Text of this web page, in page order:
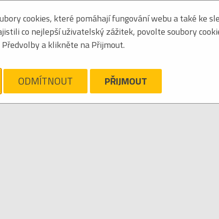
Seřadit podle: jména
výpis
SERIÁL
cookies, které pomáhají fungování webu a také ke
co nejlepší uživatelský zážitek, povolte soubory
a klikněte na Přijmout.
ODMÍTNOUT PŘIJMOUT